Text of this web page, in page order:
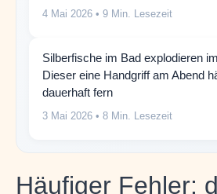
4 Mai 2026 • 9 Min. Lesezeit
Silberfische im Bad explodieren
Dieser eine Handgriff am Abend
dauerhaft fern
3 Mai 2026 • 8 Min. Lesezeit
Häufiger Fehler: